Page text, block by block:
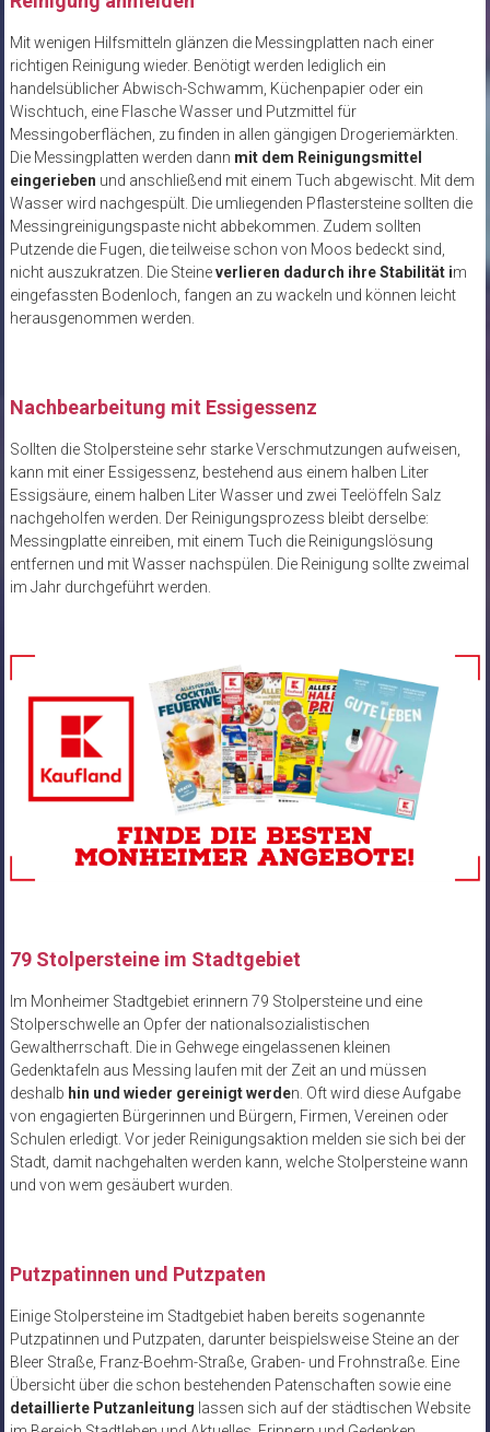
Mit wenigen Hilfsmitteln glänzen die Messingplatten nach einer
richtigen Reinigung wieder. Benötigt werden lediglich ein
handelsüblicher Abwisch-Schwamm, Küchenpapier oder ein
Wischtuch, eine Flasche Wasser und Putzmittel für
Messingoberflächen, zu finden in allen gängigen Drogeriemärkten.
Die Messingplatten werden dann mit dem Reinigungsmittel
eingerieben und anschließend mit einem Tuch abgewischt. Mit dem
Wasser wird nachgespült. Die umliegenden Pflastersteine sollten die
Messingreinigungspaste nicht abbekommen. Zudem sollten
Putzende die Fugen, die teilweise schon von Moos bedeckt sind,
nicht auszukratzen. Die Steineverlieren dadurch ihre Stabilität im
eingefassten Bodenloch, fangen an zu wackeln und können leicht
herausgenommen werden.
Nachbearbeitung mit Essigessenz
Sollten die Stolpersteine sehr starke Verschmutzungen aufweisen,
kann mit einer Essigessenz, bestehend aus einem halben Liter
Essigsäure, einem halben Liter Wasser und zwei Teelöffeln Salz
nachgeholfen werden. Der Reinigungsprozess bleibt derselbe:
Messingplatte einreiben, mit einem Tuch die Reinigungslösung
entfernen und mit Wasser nachspülen. Die Reinigung sollte zweimal
im Jahr durchgeführt werden.
79 Stolpersteine im Stadtgebiet
Im Monheimer Stadtgebiet erinnern 79 Stolpersteine und eine
Stolperschwelle an Opfer der nationalsozialistischen
Gewaltherrschaft. Die in Gehwege eingelassenen kleinen
Gedenktafeln aus Messing laufen mit der Zeit an und müssen
deshalb hin und wieder gereinigt werden. Oft wird diese Aufgabe
von engagierten Bürgerinnen und Bürgern, Firmen, Vereinen oder
Schulen erledigt. Vor jeder Reinigungsaktion melden sie sich bei der
Stadt, damit nachgehalten werden kann, welche Stolpersteine wann
und von wem gesäubert wurden.
Putzpatinnen und Putzpaten
Einige Stolpersteine im Stadtgebiet haben bereits sogenannte
Putzpatinnen und Putzpaten, darunter beispielsweise Steine an der
Bleer Straße, Franz-Boehm-Straße, Graben- und Frohnstraße. Eine
Übersicht über die schon bestehenden Patenschaften sowie eine
detaillierte Putzanleitung lassen sich auf der städtischen Website